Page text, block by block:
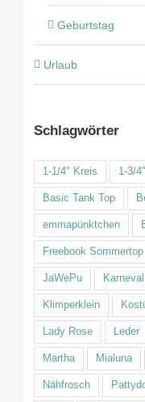
Geburtstag
Urlaub
Schlagwörter
1-1/4" Kreis 1-3/
Basic Tank Top
emmapünktchen
Freebook Sommertop
JaWePu Karneval
Klimperklein
Lady Rose Leder
Martha Mialuna
Nähfrosch